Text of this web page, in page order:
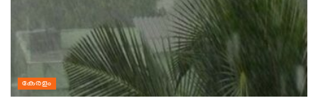
കേരളം